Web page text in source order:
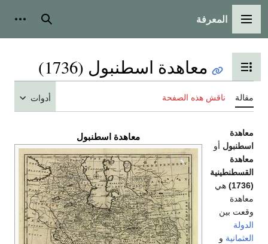
القائمة الرئيسية
المعرفة بحث
تبديل عرض جدول المحتويات
معاهدة اسطنبول (1736)
مقالة ناقش هذه الصفحة أدوات
معاهدة اسطنبول
معاهدة
اسطنبول أو
معاهدة
القسطنطينية
(1736)
هي
معاهدة
وقعت بين
الدولة
العثمانية و